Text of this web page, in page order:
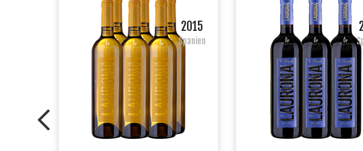
2015
Spanien